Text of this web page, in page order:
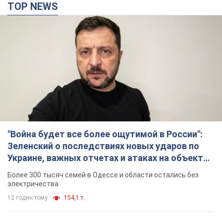
TOP NEWS
"Война будет все более ощутимой в России":
Зеленский о последствиях новых ударов по
Украине, важных отчетах и атаках на объекты
противника. Видео
Более 300 тысяч семей в Одессе и области остались без
электричества
12 годин тому 154,1 т.